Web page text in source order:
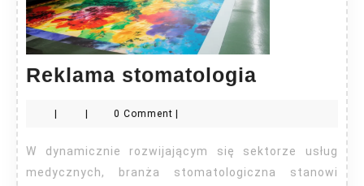
Reklama stomatologia
0 Comment
W dynamicznie rozwijającym się sektorze usług
medycznych, branża stomatologiczna stanowi